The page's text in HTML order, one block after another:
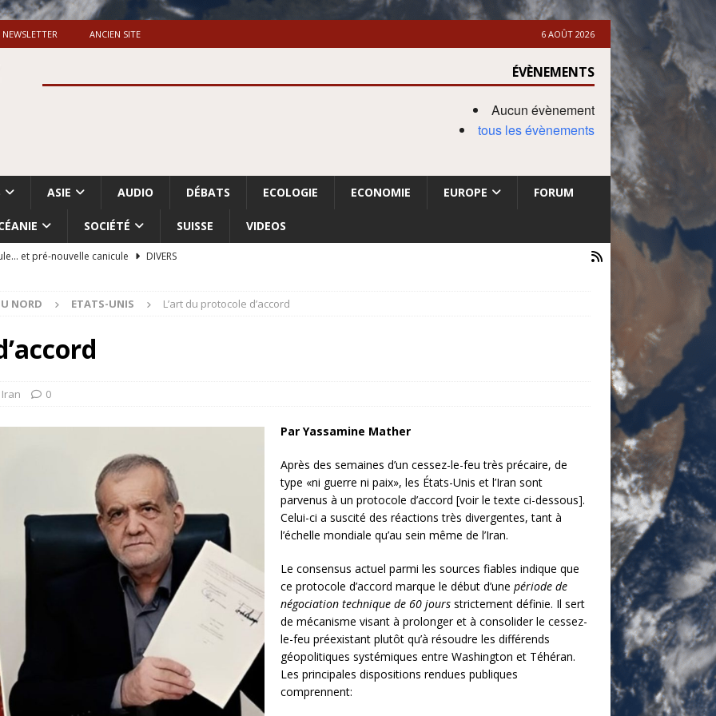
NEWSLETTER ANCIEN SITE 6 AOÛT 2026
ÉVÈNEMENTS
Aucun évènement
tous les évènements
ASIE AUDIO DÉBATS ECOLOGIE ECONOMIE EUROPE FORUM
SOCIÉTÉ SUISSE VIDEOS
et pré-nouvelle canicule
DIVERS
du nettoyage ethnique en Cisjordanie et à Gaza
ISRAËL
comptent: l’urgence de la démilitarisation de la Police militaire
NORD ETATS-UNIS L’art du protocole d’accord
Iran 0
Par Yassamine Mather
Après des semaines d’un cessez-le-feu très précaire, de
type «ni guerre ni paix», les États-Unis et l’Iran sont
parvenus à un protocole d’accord [voir le texte ci-dessous].
Celui-ci a suscité des réactions très divergentes, tant à
l’échelle mondiale qu’au sein même de l’Iran.
Le consensus actuel parmi les sources fiables indique que
ce protocole d’accord marque le début d’une période de
négociation technique de 60 jours strictement définie. Il sert
de mécanisme visant à prolonger et à consolider le cessez-
le-feu préexistant plutôt qu’à résoudre les différends
géopolitiques systémiques entre Washington et Téhéran.
Les principales dispositions rendues publiques
comprennent: